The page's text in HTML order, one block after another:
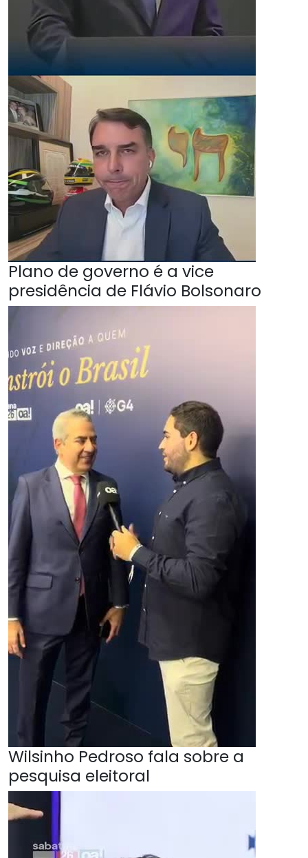
Plano de governo é a vice
presidência de Flávio Bolsonaro
Wilsinho Pedroso fala sobre a
pesquisa eleitoral